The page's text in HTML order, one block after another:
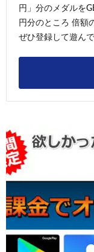
円」分のメダルを
円分のところ 倍額
ぜひ登録して遊ん